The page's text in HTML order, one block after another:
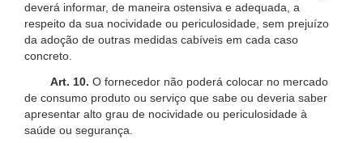
deverá informar, de maneira ostensiva e adequada, a
respeito da sua nocividade ou periculosidade, sem prejuízo
da adoção de outras medidas cabíveis em cada caso
concreto.
Art. 10. O fornecedor não poderá colocar no mercado
de consumo produto ou serviço que sabe ou deveria saber
apresentar alto grau de nocividade ou periculosidade à
saúde ou segurança.